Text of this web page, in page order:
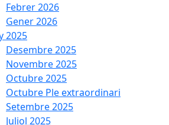
Febrer 2026
Gener 2026
2025
Desembre 2025
Novembre 2025
Octubre 2025
Octubre Ple extraordinari
Setembre 2025
Juliol 2025